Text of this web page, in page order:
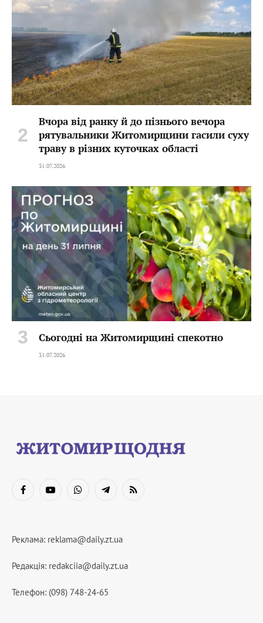
Вчора від ранку й до пізнього вечора
рятувальники Житомирщини гасили суху
траву в різних куточках області
31.07.2026
Сьогодні на Житомирщині спекотно
31.07.2026
FacebookYouTubeWhatsAppTelegramRSS
Реклама: reklama@daily.zt.ua
Редакція: redakciia@daily.zt.ua
Телефон: (098) 748-24-65